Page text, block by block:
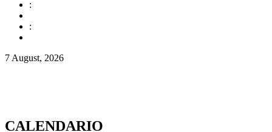
:
:
7 August, 2026
CALENDARIO